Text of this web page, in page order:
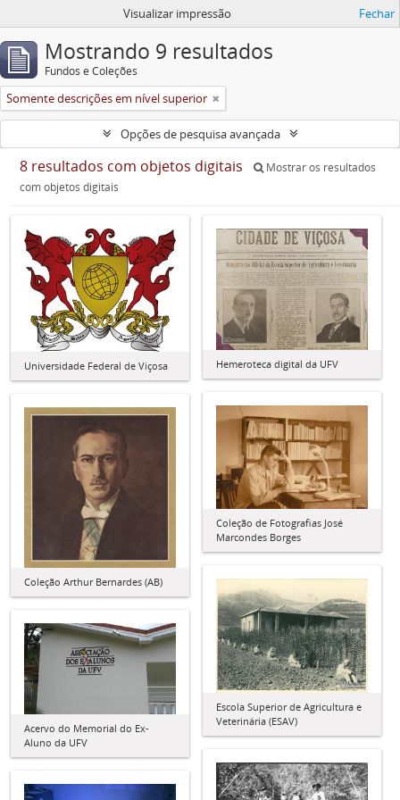
Visualizar impressão Fechar
Mostrando 9 resultados
Fundos e Coleções
Somente descrições em nível superior
Opções de pesquisa avançada
8 resultados com objetos digitais
Mostrar os resultados
com objetos digitais
Universidade Federal de Viçosa Hemeroteca digital da UFV
Coleção de Fotografias José
Marcondes Borges
Coleção Arthur Bernardes (AB)
Escola Superior de Agricultura e
Veterinária (ESAV)
Acervo do Memorial do Ex-
Aluno da UFV